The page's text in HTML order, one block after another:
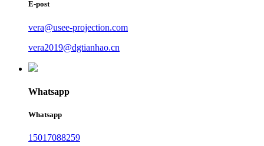
E-post
vera@usee-projection.com
vera2019@dgtianhao.cn
Whatsapp
Whatsapp
15017088259